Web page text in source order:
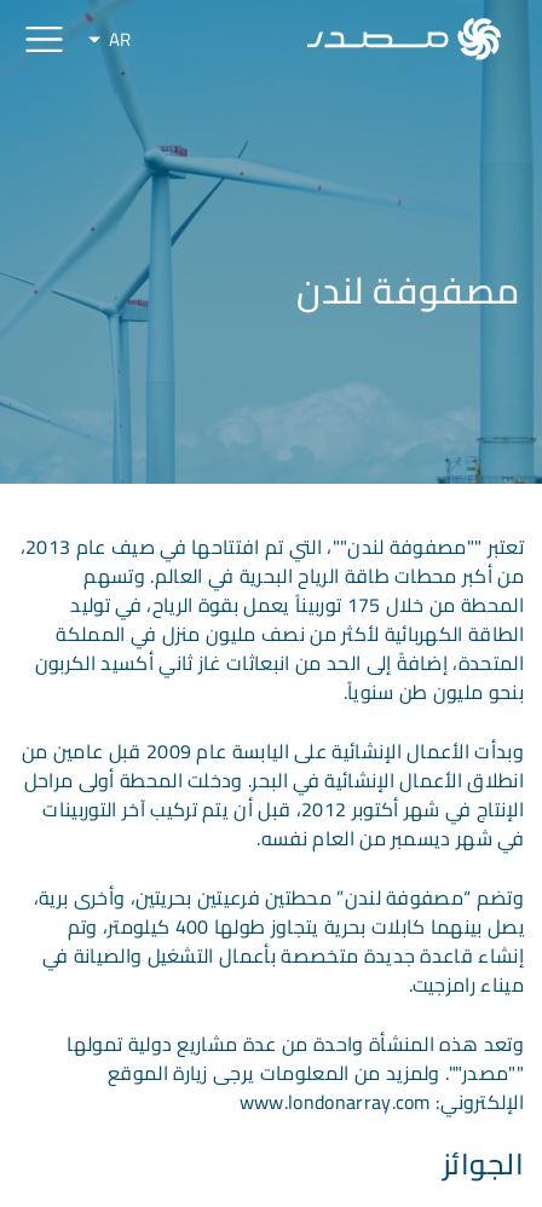
AR
مصفوفة لندن
تعتبر ""مصفوفة لندن""، التي تم افتتاحها في صيف عام 2013،
من أكبر محطات طاقة الرياح البحرية في العالم. وتسهم
المحطة من خلال 175 توربيناً يعمل بقوة الرياح، في توليد
الطاقة الكهربائية لأكثر من نصف مليون منزل في المملكة
المتحدة، إضافةً إلى الحد من انبعاثات غاز ثاني أكسيد الكربون
بنحو مليون طن سنوياً.
وبدأت الأعمال الإنشائية على اليابسة عام 2009 قبل عامين من
انطلاق الأعمال الإنشائية في البحر. ودخلت المحطة أولى مراحل
الإنتاج في شهر أكتوبر 2012، قبل أن يتم تركيب آخر التوربينات
في شهر ديسمبر من العام نفسه.
وتضم “مصفوفة لندن” محطتين فرعيتين بحريتين، وأخرى برية،
يصل بينهما كابلات بحرية يتجاوز طولها 400 كيلومتر، وتم
إنشاء قاعدة جديدة متخصصة بأعمال التشغيل والصيانة في
ميناء رامزجيت.
وتعد هذه المنشأة واحدة من عدة مشاريع دولية تمولها
""مصدر"". ولمزيد من المعلومات يرجى زيارة الموقع
الإلكتروني: www.londonarray.com
الجوائز